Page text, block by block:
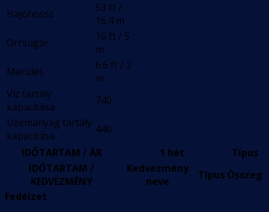
Hajóhossz
53 ft /
16.4 m
Orrsugár
16 ft / 5
m
Merülés
6.6 ft / 2
m
Víz tartály
kapacitása
740
Üzemanyag tartály
kapacitása
440
IDŐTARTAM / ÁR
1 hét
Típus
IDŐTARTAM /
KEDVEZMÉNY
Kedvezmény
neve
Típus Összeg
Fedélzet